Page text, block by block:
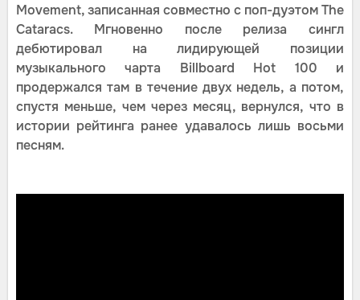
Movement, записанная совместно с поп-дуэтом The
Cataracs. Мгновенно после релиза сингл
дебютировал на лидирующей позиции
музыкального чарта Billboard Hot 100 и
продержался там в течение двух недель, а потом,
спустя меньше, чем через месяц, вернулся, что в
истории рейтинга ранее удавалось лишь восьми
песням.